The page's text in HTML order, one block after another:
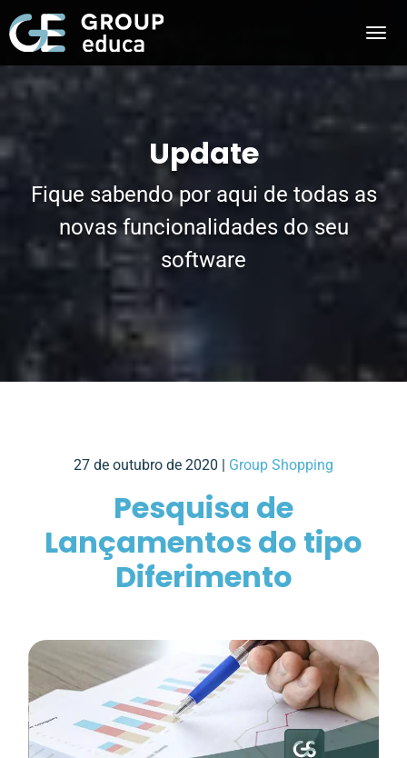
Update
Fique sabendo por aqui de todas as
novas funcionalidades do seu
software
27 de outubro de 2020 | Group Shopping
Pesquisa de
Lançamentos do tipo
Diferimento